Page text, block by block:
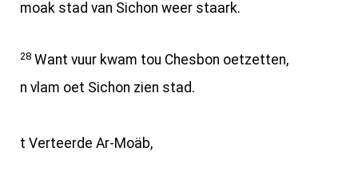
moak stad van Sichon weer staark.
28 Want vuur kwam tou Chesbon oetzetten,
n vlam oet Sichon zien stad.
t Verteerde Ar-Moäb,